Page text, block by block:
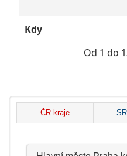
Kdy
Od 1 do
ČR kraje